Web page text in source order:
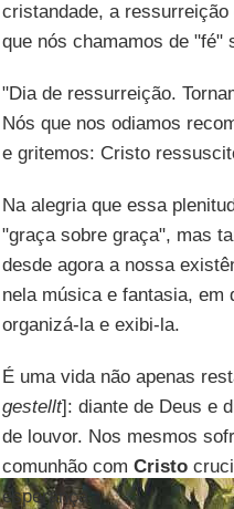
cristandade, a ressurreição
que nós chamamos de "fé"
"Dia de ressurreição.
Nós que nos odiamos
e gritemos: Cristo
Na alegria que essa
"graça sobre graça", mas
desde agora a nossa
nela música e fantasia, em
organizá-la e exibi-la.
É uma vida não apenas
gestellt]: diante de Deus e
de louvor. Nos mesmos
comunhão com Cristo
esperança.